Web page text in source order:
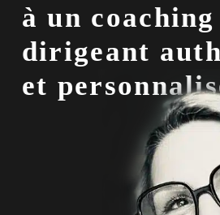
à un coaching
dirigeant
et